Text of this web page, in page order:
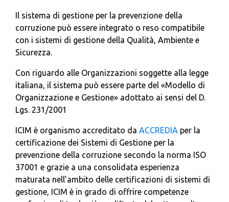
Il sistema di gestione per la prevenzione della
corruzione può essere integrato o reso compatibile
con i sistemi di gestione della Qualità, Ambiente e
Sicurezza.
Con riguardo alle Organizzazioni soggette alla legge
italiana, il sistema può essere parte del «Modello di
Organizzazione e Gestione» adottato ai sensi del D.
Lgs. 231/2001
ICIM è organismo accreditato da ACCREDIA per la
certificazione dei Sistemi di Gestione per la
prevenzione della corruzione secondo la norma ISO
37001 e grazie a una consolidata esperienza
maturata nell’ambito delle certificazioni di sistemi di
gestione, ICIM è in grado di offrire competenze